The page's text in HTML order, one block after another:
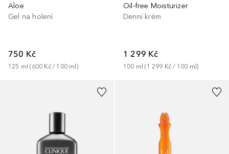
Aloe
Gel na holení
750 Kč
125 ml (600 Kč / 100 ml )
Oil-free Moisturizer
Denní krém
1 299 Kč
100 ml (1 299 Kč / 100 ml)